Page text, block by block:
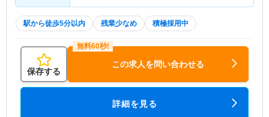
駅から徒歩5分以内 残業少なめ 積極採用中
保存する
この求人を問い合わせる
詳細を見る